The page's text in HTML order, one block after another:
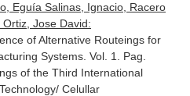
Eguía Salinas, Ignacio, Racero
Jose David:
of Alternative Routeings for
Systems. Vol. 1. Pag.
of the Third International
Celullar